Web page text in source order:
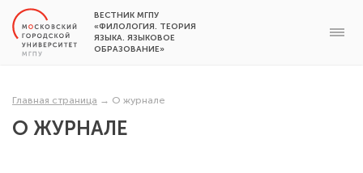
ВЕСТНИК МГПУ
«ФИЛОЛОГИЯ. ТЕОРИЯ
ЯЗЫКА. ЯЗЫКОВОЕ
ОБРАЗОВАНИЕ»
Главная страница → О журнале
О ЖУРНАЛЕ